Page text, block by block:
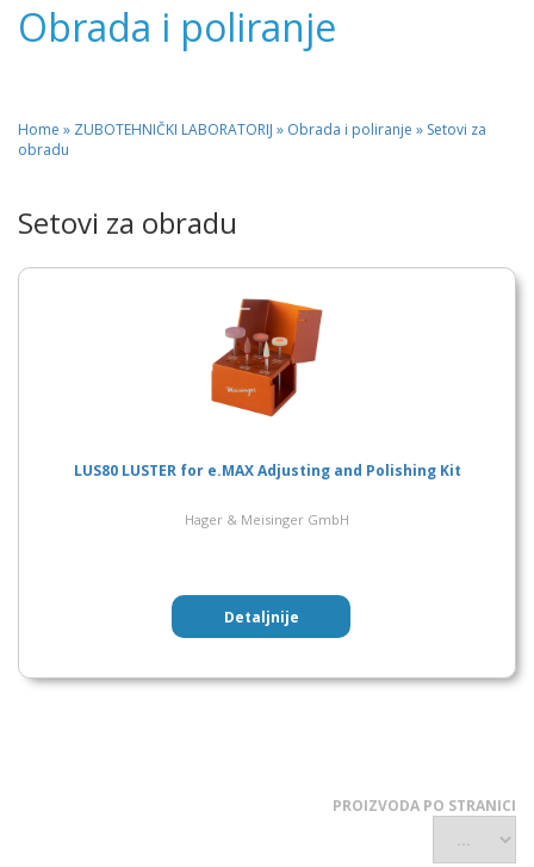
Obrada i poliranje
Home » ZUBOTEHNIČKI LABORATORIJ » Obrada i poliranje » Setovi za
obradu
Setovi za obradu
LUS80 LUSTER for e.MAX Adjusting and Polishing Kit
Hager & Meisinger GmbH
Detaljnije
PROIZVODA PO STRANICI